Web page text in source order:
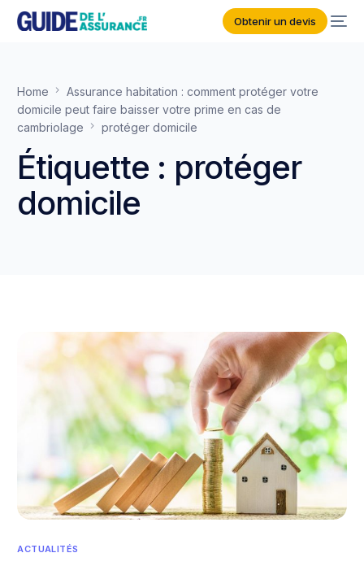
Obtenir un devis
Home
Assurance habitation : comment protéger votre
domicile peut faire baisser votre prime en cas de
cambriolage
protéger domicile
Étiquette : protéger
domicile
ACTUALITÉS